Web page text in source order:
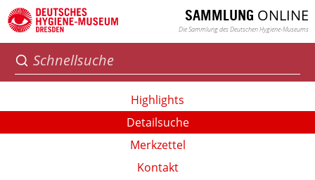
SAMMLUNG ONLINE
Die Sammlung des Deutschen Hygiene-Museums
Highlights
Detailsuche
Merkzettel
Kontakt